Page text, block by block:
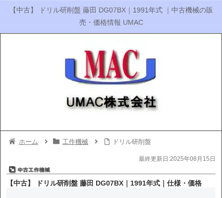
【中古】 ドリル研削盤 藤田 DG07BX｜1991年式 ｜中古機械の販
売・価格情報 UMAC
ホーム 工作機械 ドリル研削盤
最終更新日:2025年08月15日
【中古】 ドリル研削盤 藤田 DG07BX｜1991年式｜仕様・価格